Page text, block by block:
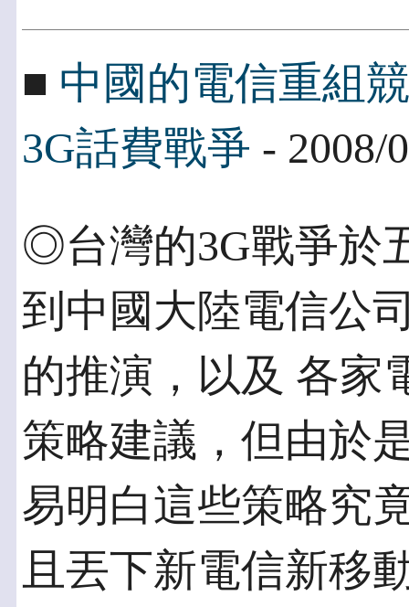
■ 中國的電信重組
3G話費戰爭 - 2008/
◎台灣的3G戰爭於
到中國大陸電信公
的推演，以及 各家
策略建議，但由於
易明白這些策略究
且丟下新電信新移